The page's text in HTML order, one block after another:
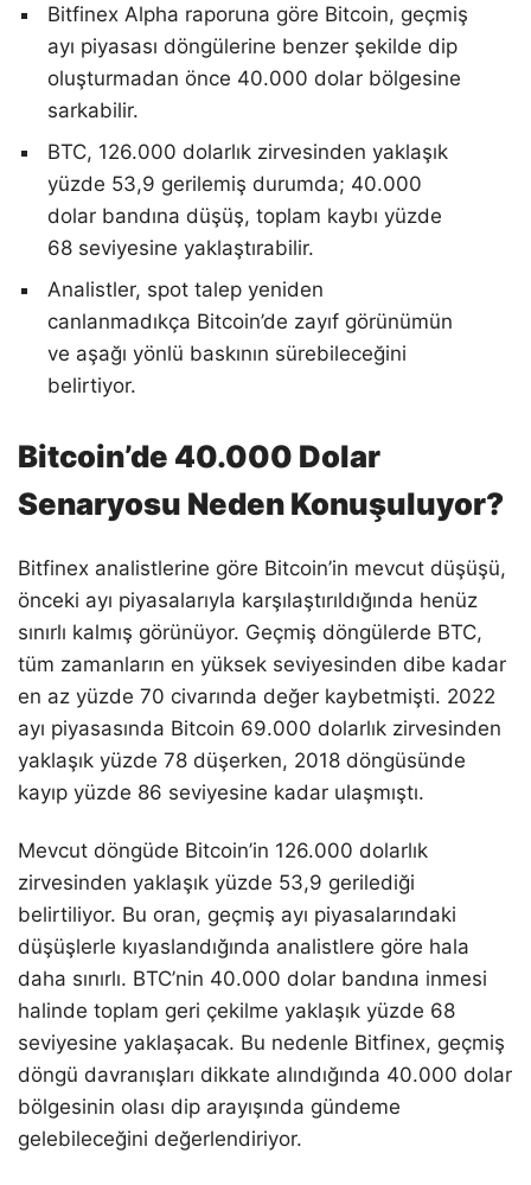
Bitfinex Alpha raporuna göre Bitcoin, geçmiş
ayı piyasası döngülerine benzer şekilde dip
oluşturmadan önce 40.000 dolar bölgesine
sarkabilir.
BTC, 126.000 dolarlık zirvesinden yaklaşık
yüzde 53,9 gerilemiş durumda; 40.000
dolar bandına düşüş, toplam kaybı yüzde
68 seviyesine yaklaştırabilir.
Analistler, spot talep yeniden
canlanmadıkça Bitcoin’de zayıf görünümün
ve aşağı yönlü baskının sürebileceğini
belirtiyor.
Bitcoin’de 40.000 Dolar
Senaryosu Neden Konuşuluyor?
Bitfinex analistlerine göre Bitcoin’in mevcut düşüşü,
önceki ayı piyasalarıyla karşılaştırıldığında henüz
sınırlı kalmış görünüyor. Geçmiş döngülerde BTC,
tüm zamanların en yüksek seviyesinden dibe kadar
en az yüzde 70 civarında değer kaybetmişti. 2022
ayı piyasasında Bitcoin 69.000 dolarlık zirvesinden
yaklaşık yüzde 78 düşerken, 2018 döngüsünde
kayıp yüzde 86 seviyesine kadar ulaşmıştı.
Mevcut döngüde Bitcoin’in 126.000 dolarlık
zirvesinden yaklaşık yüzde 53,9 gerilediği
belirtiliyor. Bu oran, geçmiş ayı piyasalarındaki
düşüşlerle kıyaslandığında analistlere göre hala
daha sınırlı. BTC’nin 40.000 dolar bandına inmesi
halinde toplam geri çekilme yaklaşık yüzde 68
seviyesine yaklaşacak. Bu nedenle Bitfinex, geçmiş
döngü davranışları dikkate alındığında 40.000 dolar
bölgesinin olası dip arayışında gündeme
gelebileceğini değerlendiriyor.